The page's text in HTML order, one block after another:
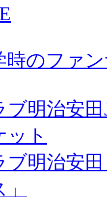
時のファ
ブ明治安
ット
ブ明治安